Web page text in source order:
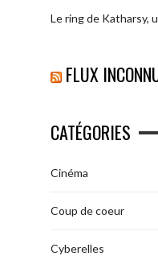
Le ring de Katharsy,
FLUX
CATÉGORIES
Cinéma
Coup de coeur
Cyberelles